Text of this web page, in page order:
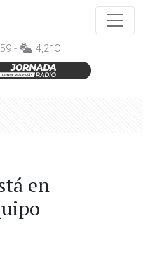
- 4,2ºC
en